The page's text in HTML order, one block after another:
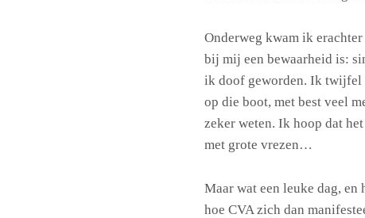
Onderweg kwam ik
bij mij een bewaarheid is:
ik doof geworden. Ik twijfel
op die boot, met best veel
zeker weten. Ik hoop dat
met grote vrezen…
Maar wat een leuke dag, en
hoe CVA zich dan